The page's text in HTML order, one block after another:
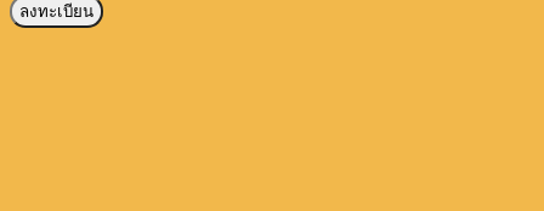
ลงทะเบียน